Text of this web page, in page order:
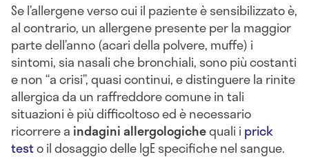
Se l’allergene verso cui il paziente è sensibilizzato è,
al contrario, un allergene presente per la maggior
parte dell’anno (acari della polvere, muffe) i
sintomi, sia nasali che bronchiali, sono più costanti
e non “a crisi”, quasi continui, e distinguere la rinite
allergica da un raffreddore comune in tali
situazioni è più difficoltoso ed è necessario
ricorrere a indagini allergologichequali i prick
testo il dosaggio delle IgE specifiche nel sangue.